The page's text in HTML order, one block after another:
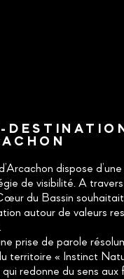
dispose
de visibilité. A
du Bassin
autour de valeurs
prise de parole
territoire « Instinct
redonne du sens